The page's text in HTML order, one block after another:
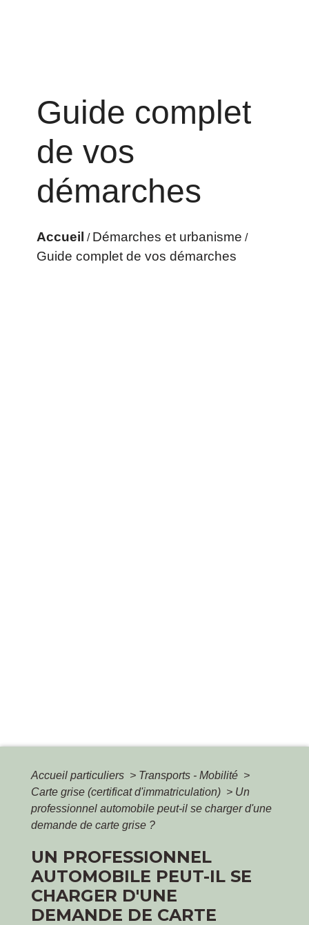
Guide complet
de vos
démarches
Accueil / Démarches et urbanisme /
Guide complet de vos démarches
Accueil particuliers > Transports - Mobilité >
Carte grise (certificat d'immatriculation) > Un
professionnel automobile peut-il se charger d'une
demande de carte grise ?
UN PROFESSIONNEL
AUTOMOBILE PEUT-IL SE
CHARGER D'UNE
DEMANDE DE CARTE